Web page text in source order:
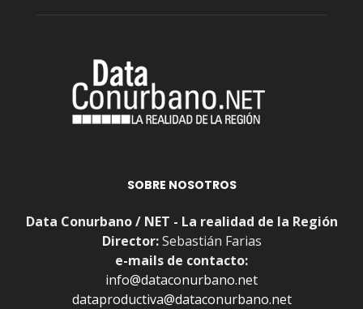
SOBRE NOSOTROS
Data Conurbano / NET - La realidad de la Región
Director:Sebastián Farias
e-mails de contacto:
info@dataconurbano.net
dataproductiva@dataconurbano.net